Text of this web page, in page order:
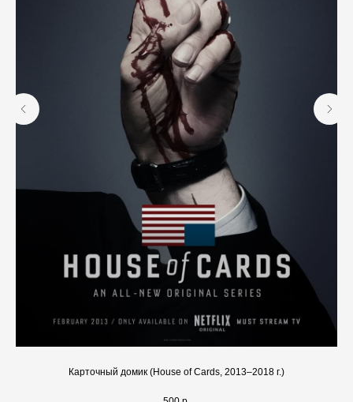
Карточный домик (House of Cards, 2013–2018 г.)